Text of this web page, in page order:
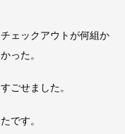
ェックアウトが何組か
った。
ごせました。
です。